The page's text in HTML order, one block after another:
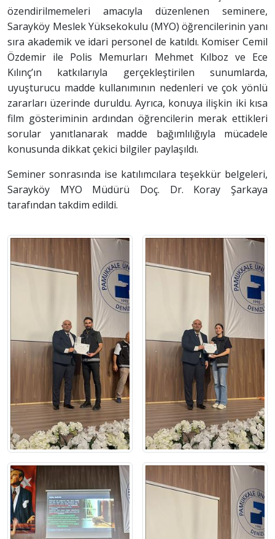
özendirilmemeleri amacıyla düzenlenen seminere,
Sarayköy Meslek Yüksekokulu (MYO) öğrencilerinin yanı
sıra akademik ve idari personel de katıldı. Komiser Cemil
Özdemir ile Polis Memurları Mehmet Kılboz ve Ece
Kılınç’ın katkılarıyla gerçekleştirilen sunumlarda,
uyuşturucu madde kullanımının nedenleri ve çok yönlü
zararları üzerinde duruldu. Ayrıca, konuya ilişkin iki kısa
film gösteriminin ardından öğrencilerin merak ettikleri
sorular yanıtlanarak madde bağımlılığıyla mücadele
konusunda dikkat çekici bilgiler paylaşıldı.
Seminer sonrasında ise katılımcılara teşekkür belgeleri,
Sarayköy MYO Müdürü Doç. Dr. Koray Şarkaya
tarafından takdim edildi.